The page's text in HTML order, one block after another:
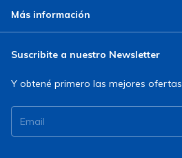
Más información
Suscribite a nuestro Newsletter
Y obtené primero las mejores ofertas